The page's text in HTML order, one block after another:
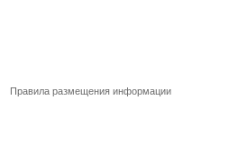
Правила размещения информации